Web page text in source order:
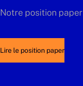
Notre position paper
Lire le position paper